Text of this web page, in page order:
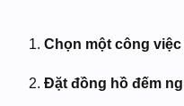
Chọn một công việc
Đặt đồng hồ đếm